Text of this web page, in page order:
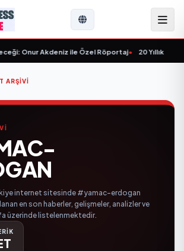
Onur Akdeniz ile Özel Röportaj• 20 Yıllık
ARŞIVI
internet sitesinde #yamac-erdogan
en son haberler, gelişmeler, analizler ve
üzerinde listelenmektedir.